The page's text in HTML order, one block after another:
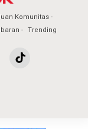
Komunitas
Trending